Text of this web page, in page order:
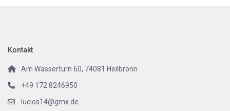
Kontakt
Am Wasserturn 60, 74081 Heilbronn
+49 172 8246950
lucios14@gmx.de